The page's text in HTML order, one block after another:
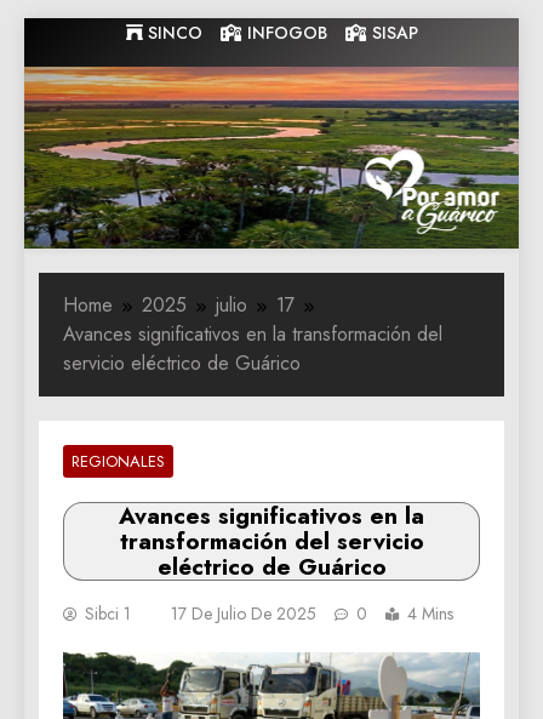
to
content
SINCO INFOGOB SISAP
Gobernacion
de Guarico
Gobernacion de Guarico
Home 2025 julio
17
Avances significativos en la transformación del
servicio eléctrico de Guárico
REGIONALES
Avances significativos en la
transformación del servicio
eléctrico de Guárico
Sibci 1 17 De Julio De 2025 0 4 Mins